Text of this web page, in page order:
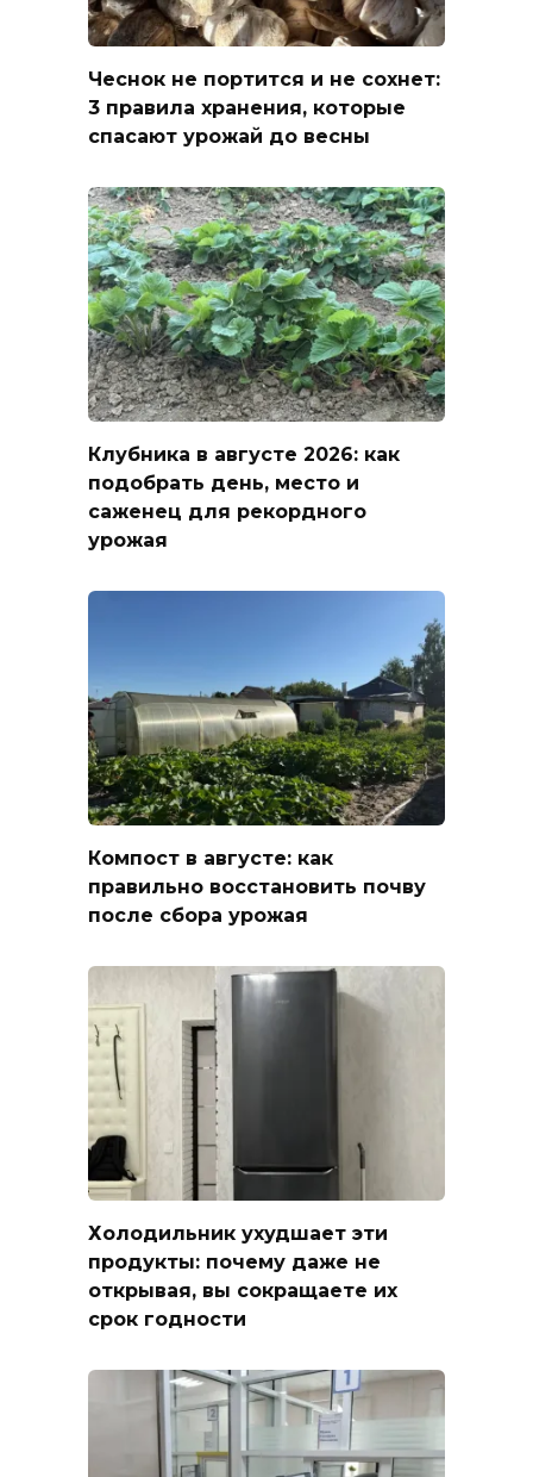
Чеснок не портится и не сохнет:
3 правила хранения, которые
спасают урожай до весны
Клубника в августе 2026: как
подобрать день, место и
саженец для рекордного
урожая
Компост в августе: как
правильно восстановить почву
после сбора урожая
Холодильник ухудшает эти
продукты: почему даже не
открывая, вы сокращаете их
срок годности